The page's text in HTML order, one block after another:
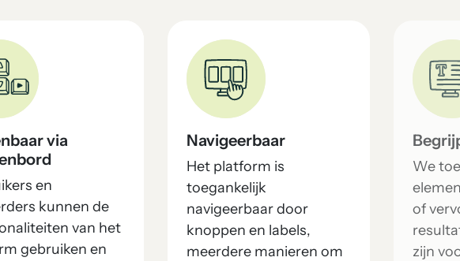
via
en
kunnen de
van het
gebruiken en
Navigeerbaar
Het platform is
toegankelijk
navigeerbaar door
knoppen en labels,
meerdere manieren om
We
of
zijn